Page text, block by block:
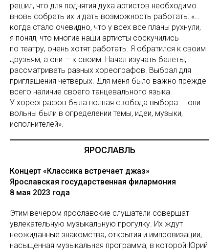
решил, что для поднятия духа артистов необходимо
вновь собрать их и дать возможность работать: «…
когда стало очевидно, что у всех все планы рухнули,
я понял, что многие наши артисты соскучились
по театру, очень хотят работать. Я обратился к своим
друзьям, а они — к своим. Начал изучать балеты,
рассматривать разных хореографов. Выбрал для
приглашения четверых. Для меня было важно прежде
всего наличие своего танцевального языка.
У хореографов была полная свобода выбора — они
вольны были в определении темы, идеи, музыки,
исполнителей».
ЯРОСЛАВЛЬ
Концерт «Классика встречает джаз»
Ярославская государственная филармония
8 мая 2023 года
Этим вечером ярославские слушатели совершат
увлекательную музыкальную прогулку. Их ждут
неожиданные знакомства, открытия и импровизации,
насыщенная музыкальная программа, в которой Юрий